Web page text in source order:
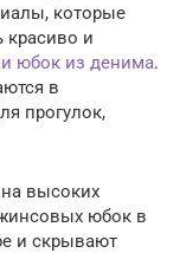
которые
красиво и
юбок из денима.
в
прогулок,
высоких
юбок в
и скрывают